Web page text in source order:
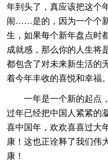
年到头了，真应该把这个
闹……是的，因为一个个
生，如果每个新年盘点时
成就感，那么你的人生将
都包含了对未来新生活的
着今年丰收的喜悦和幸福。
一年是一个新的起点
过年已经把中国人紧紧的
喜中国年，欢欢喜喜过大
康！这也正诠释了我们伟
康！